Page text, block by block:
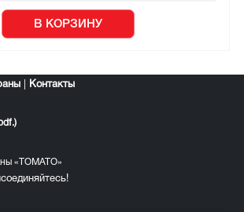
В КОРЗИНУ
Контакты
«ТОМАТО»